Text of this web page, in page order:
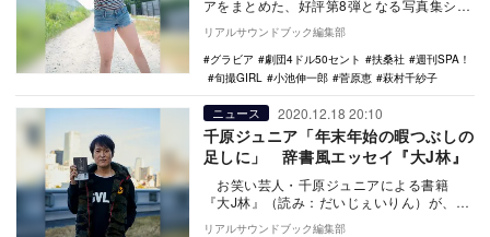
アをまとめた、好評第8弾となる写真集シリ
ーズ『旬撮GIRL Vol.8』が、12月16日…
リアルサウンドブック編集部
グラビア
劇団4ドル50セント 扶桑社
週刊SPA！
旬撮GIRL
小池伸一郎 菅原恵 萩村千紗子
ニュース 2020.12.18 20:10
千原ジュニア「年末年始の暇つぶしの
足しに」 辞書風エッセイ『大J林』
お笑い芸人・千原ジュニアによる書籍
『大J林』（読み：だいじぇいりん）が、12
月18日に扶桑社より発売される。 本作…
リアルサウンドブック編集部